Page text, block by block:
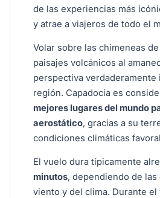
de las experiencias más
y atrae a viajeros de todo el
Volar sobre las chimeneas
paisajes volcánicos al
perspectiva verdaderamente
región. Capadocia es
mejores lugares del mundo
aerostático, gracias a su
condiciones climáticas
El vuelo dura típicamente
minutos, dependiendo de
viento y del clima. Durante